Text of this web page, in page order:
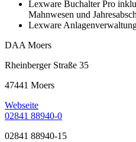
Lexware Buchalter Pro
Mahnwesen und
Lexware
DAA Moers
Rheinberger Straße 35
47441 Moers
Webseite
02841 88940-0
02841 88940-15